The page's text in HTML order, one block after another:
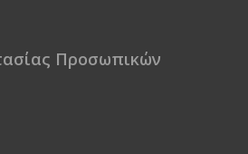
Προσωπικών